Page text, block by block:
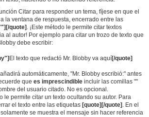
Citar para responder un tema, fíjese en que el
la ventana de respuesta, encerrado entre las
quote] . ¡Este método le permite citar textos
al autor! Por ejemplo para citar un trozo de texto que
debe escribir:
El texto que redactó Mr. Blobby va aquí[/quote]
automáticamente, "Mr. Blobby escribió:" antes
que es imprescindible incluir las comillas ""
del usuario citado. No es opcional.
le permite citar un texto ocultando su autor. Para
el texto entre las etiquetas [quote][/quote] . En el
se muestra el mensaje sin hacer referencia